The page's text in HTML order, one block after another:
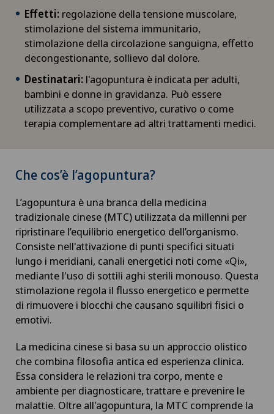
Effetti: regolazione della tensione muscolare,
stimolazione del sistema immunitario,
stimolazione della circolazione sanguigna, effetto
decongestionante, sollievo dal dolore.
Destinatari: l'agopuntura è indicata per adulti,
bambini e donne in gravidanza. Può essere
utilizzata a scopo preventivo, curativo o come
terapia complementare ad altri trattamenti medici.
Che cos’è l’agopuntura?
L’agopuntura è una branca della medicina
tradizionale cinese (MTC) utilizzata da millenni per
ripristinare l’equilibrio energetico dell’organismo.
Consiste nell'attivazione di punti specifici situati
lungo i meridiani, canali energetici noti come «Qi»,
mediante l'uso di sottili aghi sterili monouso. Questa
stimolazione regola il flusso energetico e permette
di rimuovere i blocchi che causano squilibri fisici o
emotivi.
La medicina cinese si basa su un approccio olistico
che combina filosofia antica ed esperienza clinica.
Essa considera le relazioni tra corpo, mente e
ambiente per diagnosticare, trattare e prevenire le
malattie. Oltre all'agopuntura, la MTC comprende la